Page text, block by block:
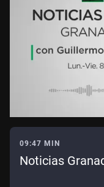
09:47 MIN
Noticias